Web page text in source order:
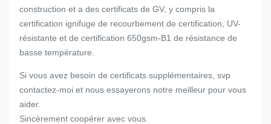
construction et a des certificats de GV, y compris la
certification ignifuge de recourbement de certification, UV-
résistante et de certification 650gsm-B1 de résistance de
basse température.
Si vous avez besoin de certificats supplémentaires, svp
contactez-moi et nous essayerons notre meilleur pour vous
aider.
Sincèrement coopérer avec vous.